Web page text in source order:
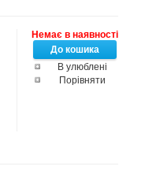
Немає в наявності
В улюблені
Порівняти